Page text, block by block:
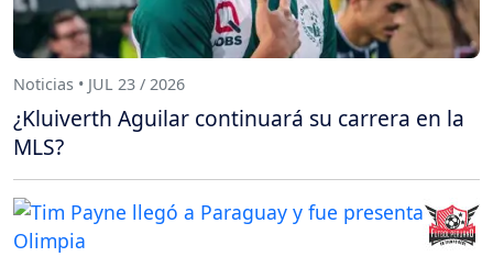
Noticias • JUL 23 / 2026
¿Kluiverth Aguilar continuará su carrera en la
MLS?